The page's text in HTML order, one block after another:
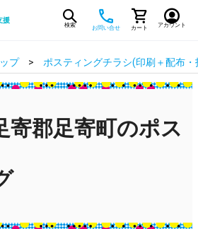
援
検索 お問い合せ カート アカウント
プ ポスティングチラシ(印刷＋配布・
寄郡足寄町のポス